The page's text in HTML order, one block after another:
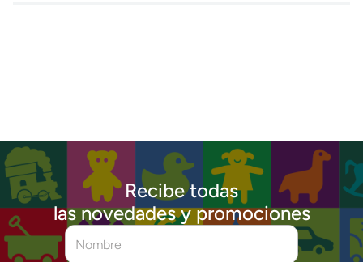
Recibe todas
las novedades y promociones